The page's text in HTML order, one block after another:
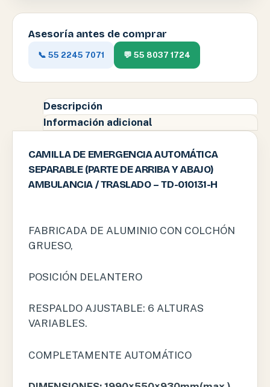
Asesoría antes de comprar
📞 55 2245 7071 💬 55 8037 1724
Descripción
Información adicional
CAMILLA DE EMERGENCIA AUTOMÁTICA
SEPARABLE (PARTE DE ARRIBA Y ABAJO)
AMBULANCIA / TRASLADO – TD-010131-H
FABRICADA DE ALUMINIO CON COLCHÓN
GRUESO,
POSICIÓN DELANTERO
RESPALDO AJUSTABLE: 6 ALTURAS
VARIABLES.
COMPLETAMENTE AUTOMÁTICO